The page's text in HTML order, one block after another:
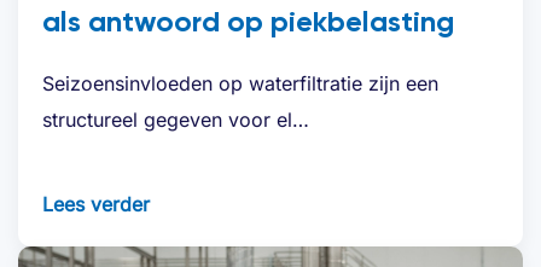
als antwoord op piekbelasting
Seizoensinvloeden op waterfiltratie zijn een
structureel gegeven voor el…
Lees verder